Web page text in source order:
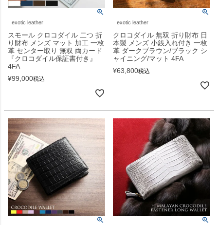
exotic leather
スモール クロコダイル 二つ 折
り財布 メンズ マット 加工 一枚
革 センター取り 無双 両カード
『クロコダイル保証書付き』
4FA
¥99,000税込
exotic leather
クロコダイル 無双 折り財布 日
本製 メンズ 小銭入れ付き 一枚
革 ダークブラウン/ブラック シ
ャイニング/マット 4FA
¥63,800税込